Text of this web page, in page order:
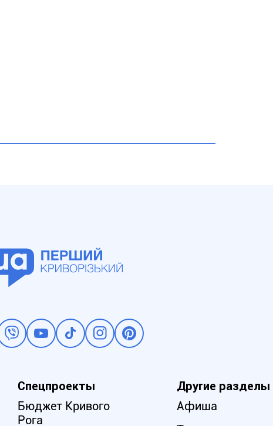
Спецпроекты
Бюджет Кривого
Рога
Другие разделы
Афиша